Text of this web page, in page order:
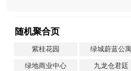
随机聚合页
紫桂花园 绿城蔚蓝公寓
绿地商业中心 九龙仓君廷